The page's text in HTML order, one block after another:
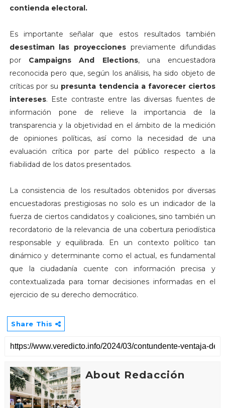
contienda electoral.
Es importante señalar que estos resultados también
desestiman las proyecciones previamente difundidas
por Campaigns And Elections, una encuestadora
reconocida pero que, según los análisis, ha sido objeto de
críticas por su presunta tendencia a favorecer ciertos
intereses. Este contraste entre las diversas fuentes de
información pone de relieve la importancia de la
transparencia y la objetividad en el ámbito de la medición
de opiniones políticas, así como la necesidad de una
evaluación crítica por parte del público respecto a la
fiabilidad de los datos presentados.
La consistencia de los resultados obtenidos por diversas
encuestadoras prestigiosas no solo es un indicador de la
fuerza de ciertos candidatos y coaliciones, sino también un
recordatorio de la relevancia de una cobertura periodística
responsable y equilibrada. En un contexto político tan
dinámico y determinante como el actual, es fundamental
que la ciudadanía cuente con información precisa y
contextualizada para tomar decisiones informadas en el
ejercicio de su derecho democrático.
Share This
About Redacción